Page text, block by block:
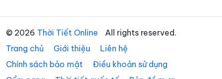
Xã Phạm Ngũ Lão Xã Phụ Dực
Xã Phụng Công Xã Quang Hưng
Xã Quang Lịch Xã Quỳnh An
© 2026 Thời Tiết Online
All rights reserved.
Trang chủ
Giới thiệu
Liên hệ
Chính sách bảo mật
Điều khoản sử dụng